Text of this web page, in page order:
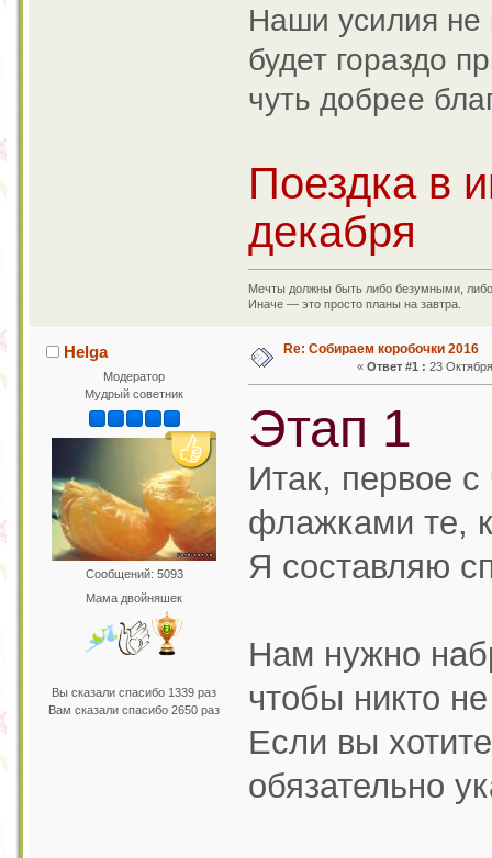
Наши усилия не
будет гораздо
чуть добрее
Поездка в
декабря
Мечты должны быть либо безумными,
Иначе — это просто планы на завтра.
Helga
Модератор
Мудрый советник
Сообщений: 5093
Мама двойняшек
Вы сказали спасибо 1339 раз
Вам сказали спасибо 2650 раз
Re: Собираем коробочки 2016
«Ответ #1 : 23
Этап 1
Итак, первое
флажками те,
Я составляю
Нам нужно
чтобы никто
Если вы
обязательно